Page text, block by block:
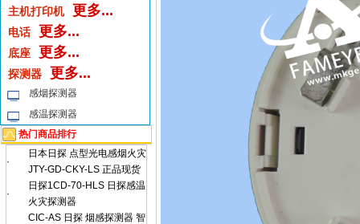
主机打印机 更多...
电话 更多...
底座 更多...
探测器 更多...
感烟探测器
感温探测器
热门商品排行
·
日本日探 点型光电感烟火灾
JTY-GD-CKY-LS 正品现货
·
日探1CD-70-HLS 日探感温
火灾探测器
CIC-AS 日探 烟感探测器 智